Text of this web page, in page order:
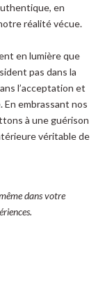
en
réalité vécue.
en lumière que
pas dans la
l’acceptation et
embrassant nos
à une guérison
véritable de
dans votre